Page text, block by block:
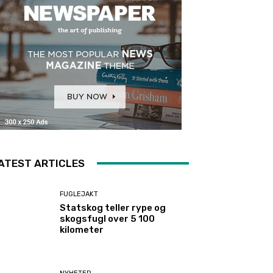
ARTICLES
FUGLEJAKT
Statskog teller rype og
skogsfugl over 5 100
kilometer